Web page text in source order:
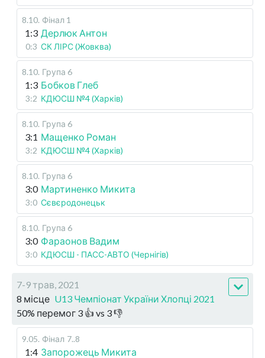
8.10. Фінал 1
1:3 Дерлюк Антон
0:3 СК ЛІРС (Жовква)
8.10. Група 6
1:3 Бобков Глеб
3:2 КДЮСШ №4 (Харків)
8.10. Група 6
3:1 Мащенко Роман
3:2 КДЮСШ №4 (Харків)
8.10. Група 6
3:0 Мартиненко Микита
3:0 Сєвєродонецьк
8.10. Група 6
3:0 Фараонов Вадим
3:0 КДЮСШ - ПАСС-АВТО (Чернігів)
7-9 трав, 2021
8 місце U13 Чемпіонат України Хлопці 2021
50% перемог 3 👍 vs 3👎
9.05. Фінал 7..8
1:4 Запорожець Микита